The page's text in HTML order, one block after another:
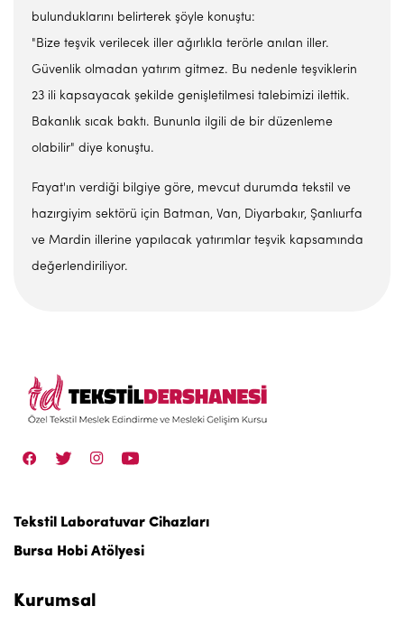
bulunduklarını belirterek şöyle konuştu:
"Bize teşvik verilecek iller ağırlıkla terörle anılan iller.
Güvenlik olmadan yatırım gitmez. Bu nedenle teşviklerin
23 ili kapsayacak şekilde genişletilmesi talebimizi ilettik.
Bakanlık sıcak baktı. Bununla ilgili de bir düzenleme
olabilir" diye konuştu.
Fayat'ın verdiği bilgiye göre, mevcut durumda tekstil ve
hazırgiyim sektörü için Batman, Van, Diyarbakır, Şanlıurfa
ve Mardin illerine yapılacak yatırımlar teşvik kapsamında
değerlendiriliyor.
Tekstil Laboratuvar Cihazları
Bursa Hobi Atölyesi
Kurumsal